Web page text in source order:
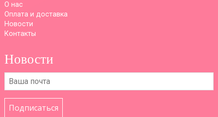
О нас
Оплата и доставка
Новости
Контакты
Новости
Подписаться